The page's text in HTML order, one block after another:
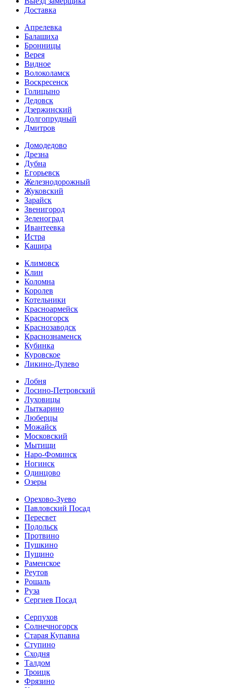
Доставка
Апрелевка
Балашиха
Бронницы
Верея
Видное
Волоколамск
Воскресенск
Голицыно
Дедовск
Дзержинский
Долгопрудный
Дмитров
Домодедово
Дрезна
Дубна
Егорьевск
Железнодорожный
Жуковский
Зарайск
Звенигород
Зеленоград
Ивантеевка
Истра
Кашира
Климовск
Клин
Коломна
Королев
Котельники
Красноармейск
Красногорск
Краснозаводск
Краснознаменск
Кубинка
Куровское
Ликино-Дулево
Лобня
Лосино-Петровский
Луховицы
Лыткарино
Люберцы
Можайск
Московский
Мытищи
Наро-Фоминск
Ногинск
Одинцово
Озеры
Орехово-Зуево
Павловский Посад
Пересвет
Подольск
Протвино
Пушкино
Пущино
Раменское
Реутов
Рошаль
Руза
Сергиев Посад
Серпухов
Солнечногорск
Старая Купавна
Ступино
Сходня
Талдом
Троицк
Фрязино